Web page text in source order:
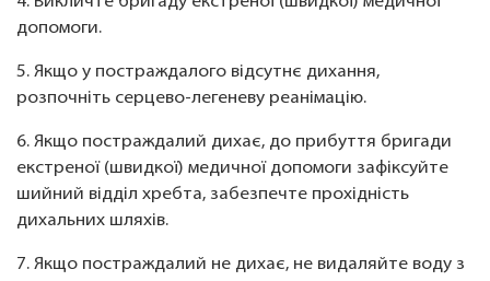
допомоги.
5. Якщо у постраждалого відсутнє дихання,
розпочніть серцево-легеневу реанімацію.
6. Якщо постраждалий дихає, до прибуття бригади
екстреної (швидкої) медичної допомоги зафіксуйте
шийний відділ хребта, забезпечте прохідність
дихальних шляхів.
7. Якщо постраждалий не дихає, не видаляйте воду з